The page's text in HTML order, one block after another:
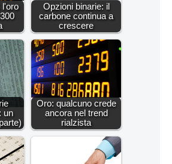
l'oro
Opzioni binarie: il
carbone continua a
crescere
un
Oro: qualcuno crede
ancora nel trend
rialzista